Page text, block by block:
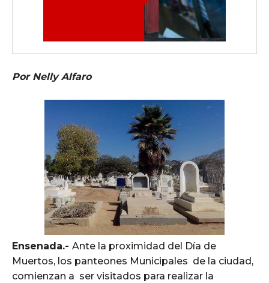
Por Nelly Alfaro
Ensenada.- Ante la proximidad del Día de
Muertos, los panteones Municipales de la ciudad,
comienzan a ser visitados para realizar la